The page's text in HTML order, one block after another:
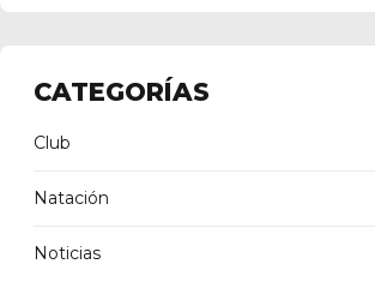
CATEGORÍAS
Club
Natación
Noticias